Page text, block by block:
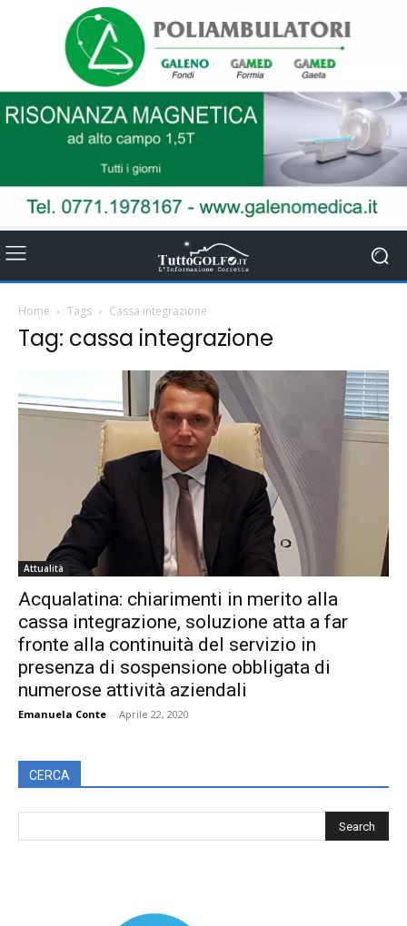
Home Tags Cassa integrazione
Tag: cassa integrazione
Attualità
Acqualatina: chiarimenti in merito alla
cassa integrazione, soluzione atta a far
fronte alla continuità del servizio in
presenza di sospensione obbligata di
numerose attività aziendali
Emanuela Conte - Aprile 22, 2020
CERCA